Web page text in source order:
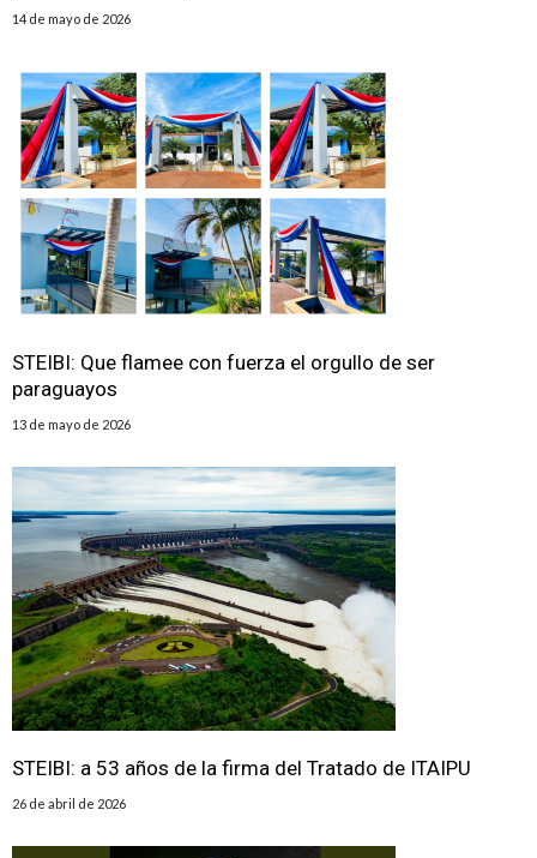
14 de mayo de 2026
STEIBI: Que flamee con fuerza el orgullo de ser
paraguayos
13 de mayo de 2026
STEIBI: a 53 años de la firma del Tratado de ITAIPU
26 de abril de 2026